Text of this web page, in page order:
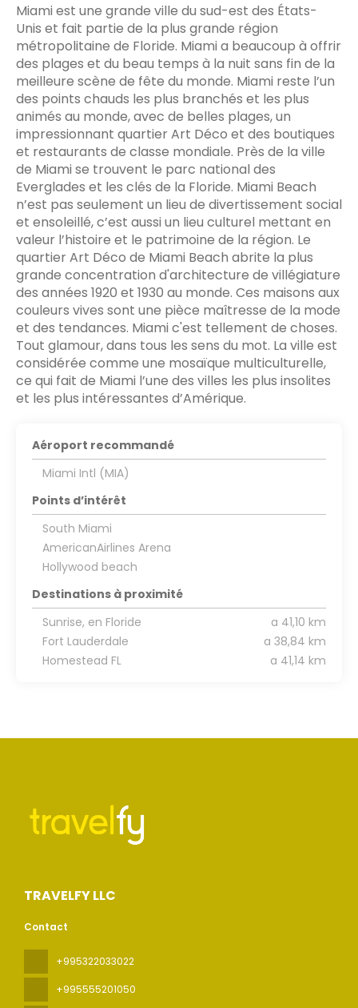
Miami est une grande ville du sud-est des États-
Unis et fait partie de la plus grande région
métropolitaine de Floride. Miami a beaucoup à offrir
des plages et du beau temps à la nuit sans fin de la
meilleure scène de fête du monde. Miami reste l’un
des points chauds les plus branchés et les plus
animés au monde, avec de belles plages, un
impressionnant quartier Art Déco et des boutiques
et restaurants de classe mondiale. Près de la ville
de Miami se trouvent le parc national des
Everglades et les clés de la Floride. Miami Beach
n’est pas seulement un lieu de divertissement social
et ensoleillé, c’est aussi un lieu culturel mettant en
valeur l’histoire et le patrimoine de la région. Le
quartier Art Déco de Miami Beach abrite la plus
grande concentration d'architecture de villégiature
des années 1920 et 1930 au monde. Ces maisons aux
couleurs vives sont une pièce maîtresse de la mode
et des tendances. Miami c'est tellement de choses.
Tout glamour, dans tous les sens du mot. La ville est
considérée comme une mosaïque multiculturelle,
ce qui fait de Miami l’une des villes les plus insolites
et les plus intéressantes d’Amérique.
Aéroport recommandé
Miami Intl (MIA)
Points d’intérêt
South Miami
AmericanAirlines Arena
Hollywood beach
Destinations à proximité
Sunrise, en Floride
a 41,10 km
Fort Lauderdale
a 38,84 km
Homestead FL
a 41,14 km
TRAVELFY LLC
Contact
+995322033022
+995555201050